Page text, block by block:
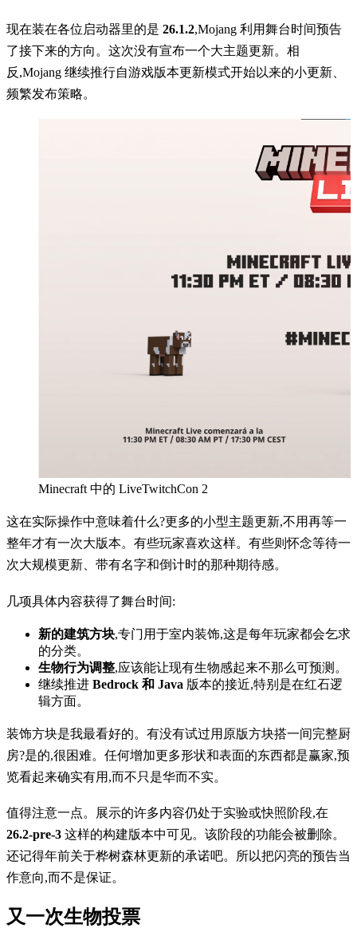
现在装在各位启动器里的是 26.1.2,Mojang 利用舞台时间预告
了接下来的方向。这次没有宣布一个大主题更新。相
反,Mojang 继续推行自游戏版本更新模式开始以来的小更新、
频繁发布策略。
Minecraft 中的 LiveTwitchCon 2
这在实际操作中意味着什么?更多的小型主题更新,不用再等一
整年才有一次大版本。有些玩家喜欢这样。有些则怀念等待一
次大规模更新、带有名字和倒计时的那种期待感。
几项具体内容获得了舞台时间:
新的建筑方块,专门用于室内装饰,这是每年玩家都会乞求
的分类。
生物行为调整,应该能让现有生物感起来不那么可预测。
继续推进 Bedrock 和 Java 版本的接近,特别是在红石逻
辑方面。
装饰方块是我最看好的。有没有试过用原版方块搭一间完整厨
房?是的,很困难。任何增加更多形状和表面的东西都是赢家,预
览看起来确实有用,而不只是华而不实。
值得注意一点。展示的许多内容仍处于实验或快照阶段,在
26.2-pre-3 这样的构建版本中可见。该阶段的功能会被删除。
还记得年前关于桦树森林更新的承诺吧。所以把闪亮的预告当
作意向,而不是保证。
又一次生物投票